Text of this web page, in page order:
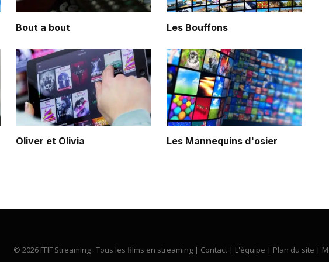
Bout a bout Les Bouffons
Oliver et Olivia Les Mannequins d'osier
© 2026 FFIF Streaming : Tous les films en streaming | Contact | L'équipe | Plan du site |